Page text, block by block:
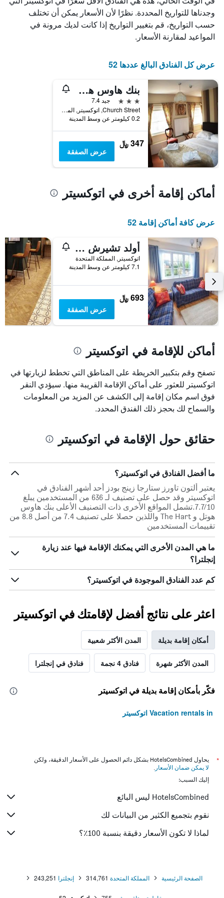
الذي
يعرض
أيام
الأسبوع.
التالي
1
محور
Y
الذي
يعرض
متوسط
سعر
غرفة
وجدناها للتواريخ المحددة. نظرًا لأن الأسعار يمكن أن تختلف
حسب التواريخ، قم بتغيير التواريخ إذا كانت لديك مرونة في
المواعيد لمقارنة الأسعار.
عرض كل الفنادق البالغ عددها 52
بنك هاوس هوتل
3 نجوم
جيد 7.4
Church Street, اتوكسيتر, المملكة المتحدة
0.2 كيلومتر عن وسط المدينة
347 ﷼
عرض الصفقة
أماكن إقامة أخرى في اتوكسيتر
عرض كافة أماكن إقامة 52
أولد تشيرش كوتش هاوس
اتوكسيتر, المملكة المتحدة
7.1 كيلومتر عن وسط المدينة
693 ﷼
عرض الصفقة
أماكن للإقامة في اتوكسيتر
تصفح وقم بتكبير الخريطة على المناطق التي تخطط لزيارتها في
اتوكسيتر للعثور على أماكن الإقامة القريبة منها. سيؤدي النقر
فوق اسم مكان إقامة إلى الكشف عن المزيد من المعلومات
والسماح لك بحجز ذلك الفندق المحدد.
حقائق حول الإقامة في اتوكسيتر
ما أفضل الفنادق في اتوكسيتر؟
يعتبر ألتون تاورز ستارجا زينج بودز أحد أشهر الفنادق في
اتوكسيتر وقد حصل على تصنيف لـ 636 من المستخدمين يبلغ
7.7/10.تشمل المواقع الأخرى ذات التصنيف الأعلى بنك هاوس
هوتل و The Hart واللذين حصلا على تصنيف 7.4 من أصل 8.8 من
تقييمات المستخدمين
ما هي المدن الأخرى التي يمكنك الإقامة فيها عند زيارة
إنجلترا؟
كم عدد الفنادق الموجودة في اتوكسيتر؟
اعثر على نتائج أفضل لإقامتك في اتوكسيتر
أمكان إقامة بديلة المدن الأكثر شعبية
المدن الأكثر شهرة فنادق 4 نجمة فنادق في إنجلترا
فكّر بأمكان إقامة بديلة في اتوكسيتر
Vacation rentals in اتوكسيتر
*
يحاول HotelsCombined بشكل دائم الحصول على الأسعار الدقيقة، ولكن
لا يمكن ضمان الأسعار .
إليك السبب:
HotelsCombined ليس البائع
نقوم بتجميع الكثير من البيانات لك
لماذا لا تكون الأسعار دقيقة بنسبة 100٪؟
الصفحة الرئيسية المملكة المتحدة 314,761 إنجلترا 243,251